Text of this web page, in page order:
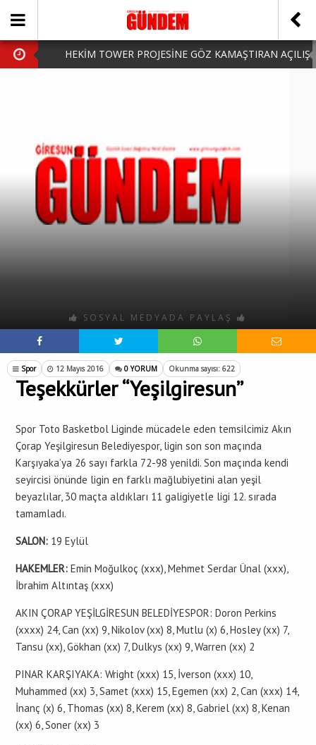
HEKİM TOWER PROJESİNE GÖZ KAMAŞTIRAN AÇILIŞ
HARUN CİCİ: VİDEOYU GÖRÜNCE GÖZLERİM DOLDU
SOSYAL MEDYADA PAYLAŞ
Spor 12 Mayıs 2016 0 YORUM Okunma sayısı: 622
Teşekkürler “Yeşilgiresun”
Spor Toto Basketbol Liginde mücadele eden temsilcimiz Akın
Çorap Yeşilgiresun Belediyespor, ligin son son maçında
Karşıyaka’ya 26 sayı farkla 72-98 yenildi. Son maçında kendi
seyircisi önünde ligin en farklı mağlubiyetini alan yeşil
beyazlılar, 30 maçta aldıkları 11 galigiyetle ligi 12. sırada
tamamladı.
SALON: 19 Eylül
HAKEMLER: Emin Moğulkoç (xxx), Mehmet Serdar Ünal (xxx),
İbrahim Altıntaş (xxx)
AKIN ÇORAP YEŞİLGİRESUN BELEDİYESPOR: Doron Perkins
(xxxx) 24, Can (xx) 9, Nikolov (xx) 8, Mutlu (x) 6, Hosley (xx) 7,
Tansu (xx), Gökhan (xx) 7, Dulkys (xx) 9, Warren (xx) 2
PINAR KARŞIYAKA: Wright (xxx) 15, İverson (xxx) 10,
Muhammed (xx) 3, Samet (xxx) 15, Egemen (xx) 2, Can (xxx) 14,
İnanç (x) 6, Thomas (xx) 8, Kerem (xx) 8, Gabriel (xx) 8, Kenan
(xx) 6, Soner (xx) 3